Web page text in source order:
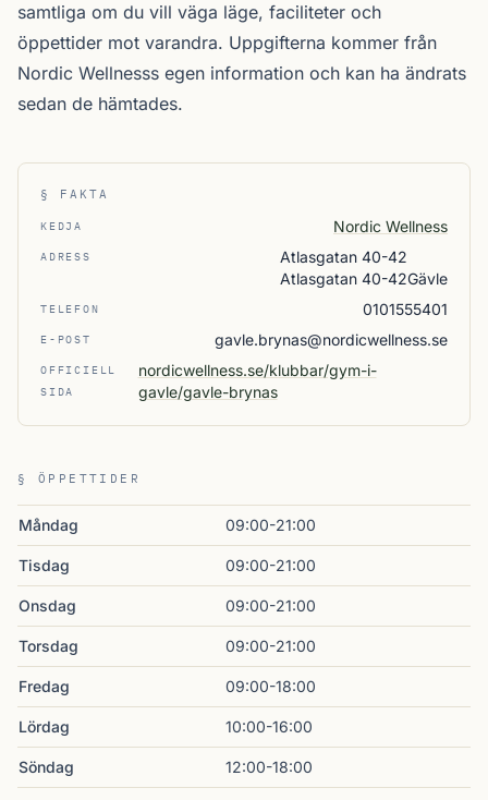
samtliga om du vill väga läge, faciliteter och
öppettider mot varandra. Uppgifterna kommer från
Nordic Wellnesss egen information och kan ha ändrats
sedan de hämtades.
§ FAKTA
KEDJA Nordic Wellness
ADRESS
Atlasgatan 40-42
Atlasgatan 40-42Gävle
TELEFON 0101555401
E-POST gavle.brynas@nordicwellness.se
OFFICIELL
SIDA
nordicwellness.se/klubbar/gym-i-
gavle/gavle-brynas
§ ÖPPETTIDER
Måndag 09:00-21:00
Tisdag 09:00-21:00
Onsdag 09:00-21:00
Torsdag 09:00-21:00
Fredag 09:00-18:00
Lördag 10:00-16:00
Söndag 12:00-18:00